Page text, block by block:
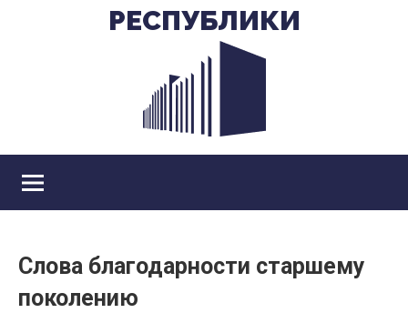
РЕСПУБЛИКИ
Слова благодарности старшему
поколению